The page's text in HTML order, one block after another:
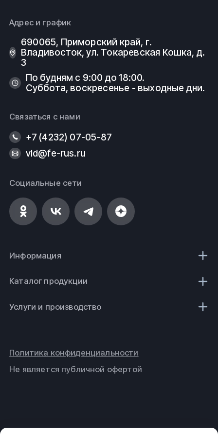
Адрес и график
690065, Приморский край, г.
Владивосток, ул. Токаревская Кошка, д.
3
По будням с 9:00 до 18:00.
Суббота, воскресенье - выходные дни.
Связаться с нами
+7 (4232) 07-05-87
vld@fe-rus.ru
Социальные сети
Информация
Каталог продукции
Услуги и производство
Не является публичной офертой
Политика конфиденциальности